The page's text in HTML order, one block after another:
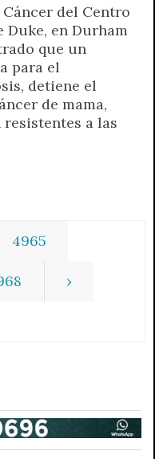
del Centro
Duke, en Durham
que un
para el
detiene el
de mama,
a las
4965
›